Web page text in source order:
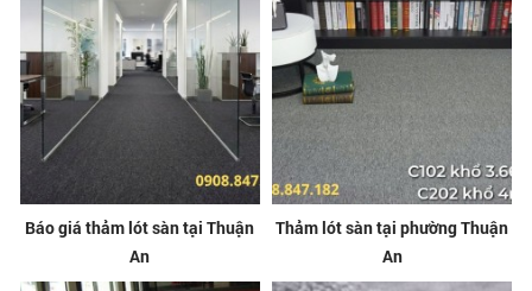
Báo giá thảm lót sàn tại Thuận
An
Thảm lót sàn tại phường Thuận
An